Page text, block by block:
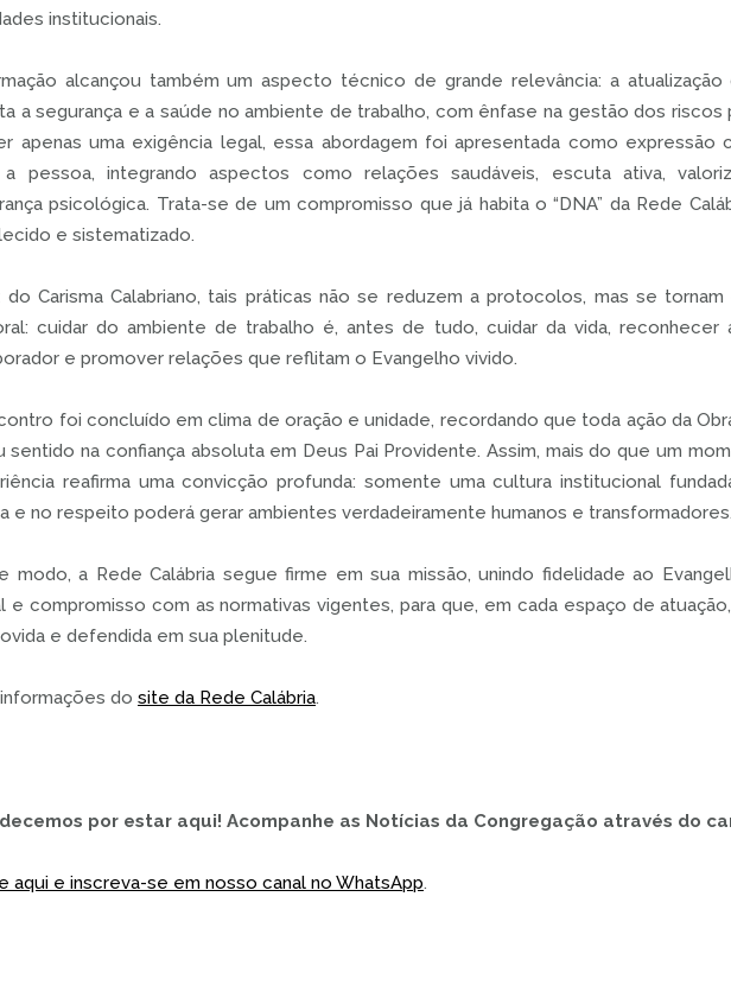
institucionais.
alcançou também um aspecto técnico de grande relevância: a atualização
a segurança e a saúde no ambiente de trabalho, com ênfase na gestão dos riscos
apenas uma exigência legal, essa abordagem foi apresentada como expressão
pessoa, integrando aspectos como relações saudáveis, escuta ativa,
psicológica. Trata-se de um compromisso que já habita o “DNA” da Rede
e sistematizado.
do Carisma Calabriano, tais práticas não se reduzem a protocolos, mas se
cuidar do ambiente de trabalho é, antes de tudo, cuidar da vida, reconhecer
e promover relações que reflitam o Evangelho vivido.
foi concluído em clima de oração e unidade, recordando que toda ação da
sentido na confiança absoluta em Deus Pai Providente. Assim, mais do que um
reafirma uma convicção profunda: somente uma cultura institucional
e no respeito poderá gerar ambientes verdadeiramente humanos e transformadores.
modo, a Rede Calábria segue firme em sua missão, unindo fidelidade ao
e compromisso com as normativas vigentes, para que, em cada espaço de
e defendida em sua plenitude.
do site da Rede Calábria.
por estar aqui! Acompanhe as Notícias da Congregação através do
aqui e inscreva-se em nosso canal no WhatsApp.